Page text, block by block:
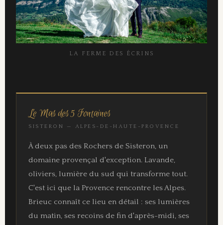
LA FERME DES ÉCRINS
Le Mas des 5 Fontaines
SISTERON — ALPES-DE-HAUTE-PROVENCE
À deux pas des Rochers de Sisteron, un
domaine provençal d'exception. Lavande,
oliviers, lumière du sud qui transforme tout.
C'est ici que la Provence rencontre les Alpes.
Brieuc connaît ce lieu en détail : ses lumières
du matin, ses recoins de fin d'après-midi, ses